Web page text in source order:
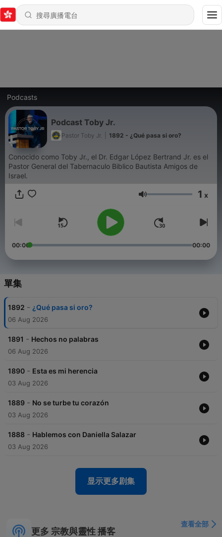
Podcasts
Podcast Toby Jr.
Pastor Toby Jr. 1892 - ¿Qué pasa si oro?
Conocido como Toby Jr., el Dr. Edgar López Bertrand Jr. es el
Pastor General del Tabernaculo Biblico Bautista Amigos de
Israel.
音量 1 x
00:00 00:00
單集
1892 - ¿Qué pasa si oro?
06 Aug 2026
1891 - Hechos no palabras
06 Aug 2026
1890 - Esta es mi herencia
03 Aug 2026
1889 - No se turbe tu corazón
03 Aug 2026
1888 - Hablemos con Daniella Salazar
03 Aug 2026
显示更多剧集
更多 宗教與靈性 播客
查看全部